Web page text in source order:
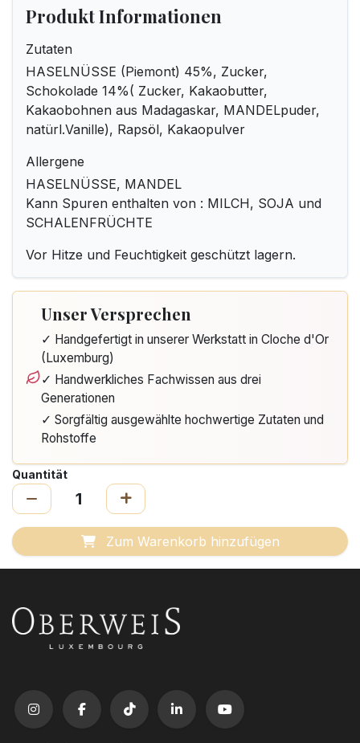
Produkt Informationen
Zutaten
HASELNÜSSE (Piemont) 45%, Zucker,
Schokolade 14%( Zucker, Kakaobutter,
Kakaobohnen aus Madagaskar, MANDELpuder,
natürl.Vanille), Rapsöl, Kakaopulver
Allergene
HASELNÜSSE, MANDEL
Kann Spuren enthalten von : MILCH, SOJA und
SCHALENFRÜCHTE
Vor Hitze und Feuchtigkeit geschützt lagern.
Unser Versprechen
✓ Handgefertigt in unserer Werkstatt in Cloche d'Or
(Luxemburg)
✓ Handwerkliches Fachwissen aus drei
Generationen
✓ Sorgfältig ausgewählte hochwertige Zutaten und
Rohstoffe
Quantität
Zum Warenkorb hinzufügen